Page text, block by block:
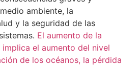
ambiente, la
y la seguridad de las
El aumento de la
el aumento del nivel
de los océanos, la pérdida